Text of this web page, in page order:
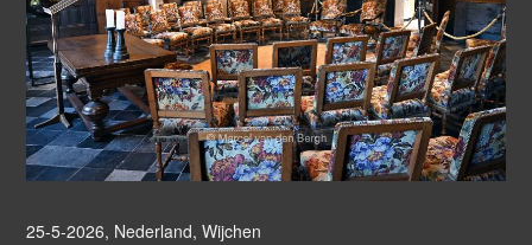
25-5-2026, Nederland, Wijchen